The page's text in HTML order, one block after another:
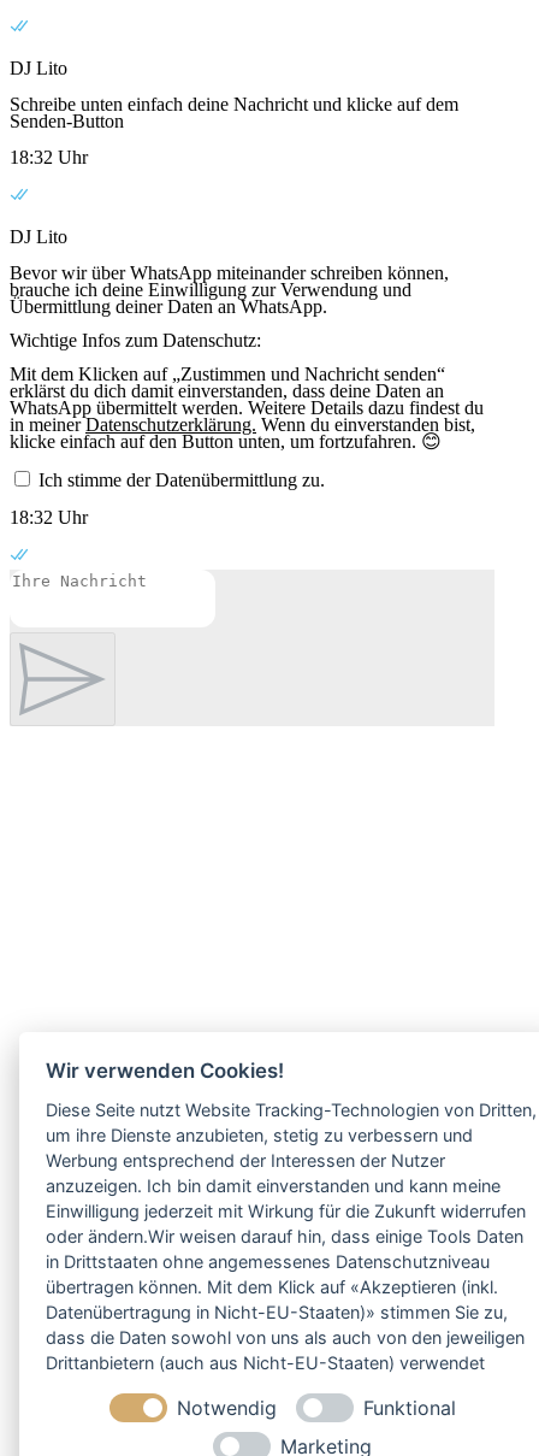
Wir verwenden Cookies!
Diese Seite nutzt Website Tracking-Technologien von Dritten,
um ihre Dienste anzubieten, stetig zu verbessern und
Werbung entsprechend der Interessen der Nutzer
anzuzeigen. Ich bin damit einverstanden und kann meine
Einwilligung jederzeit mit Wirkung für die Zukunft widerrufen
oder ändern.Wir weisen darauf hin, dass einige Tools Daten
in Drittstaaten ohne angemessenes Datenschutzniveau
übertragen können. Mit dem Klick auf «Akzeptieren (inkl.
Datenübertragung in Nicht-EU-Staaten)» stimmen Sie zu,
dass die Daten sowohl von uns als auch von den jeweiligen
Drittanbietern (auch aus Nicht-EU-Staaten) verwendet
selbstverständlich jederzeit ändern.
Notwendig
Funktional
Marketing
DJ Lito
Schreibe unten einfach deine Nachricht und klicke auf dem
Senden-Button
18:32 Uhr
DJ Lito
Bevor wir über WhatsApp miteinander schreiben können,
brauche ich deine Einwilligung zur Verwendung und
Übermittlung deiner Daten an WhatsApp.
Wichtige Infos zum Datenschutz:
Mit dem Klicken auf „Zustimmen und Nachricht senden“
erklärst du dich damit einverstanden, dass deine Daten an
WhatsApp übermittelt werden. Weitere Details dazu findest du
in meinerDatenschutzerklärung. Wenn du einverstanden bist,
klicke einfach auf den Button unten, um fortzufahren. 😊
Ich stimme der Datenübermittlung zu.
18:32 Uhr